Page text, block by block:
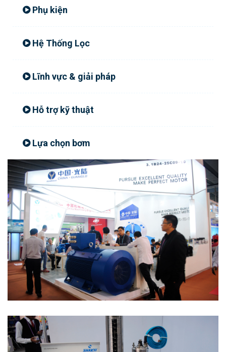
Phụ kiện
Hệ Thống Lọc
Lĩnh vực & giải pháp
Hỗ trợ kỹ thuật
Lựa chọn bơm